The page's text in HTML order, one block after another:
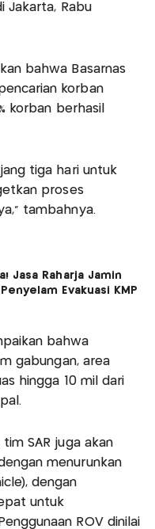
Jakarta, Rabu
bahwa Basarnas
korban
korban berhasil
tiga hari untuk
proses
tambahnya.
Jasa Raharja Jamin
Evakuasi KMP
bahwa
gabungan, area
hingga 10 mil dari
SAR juga akan
menurunkan
dengan
untuk
ROV dinilai